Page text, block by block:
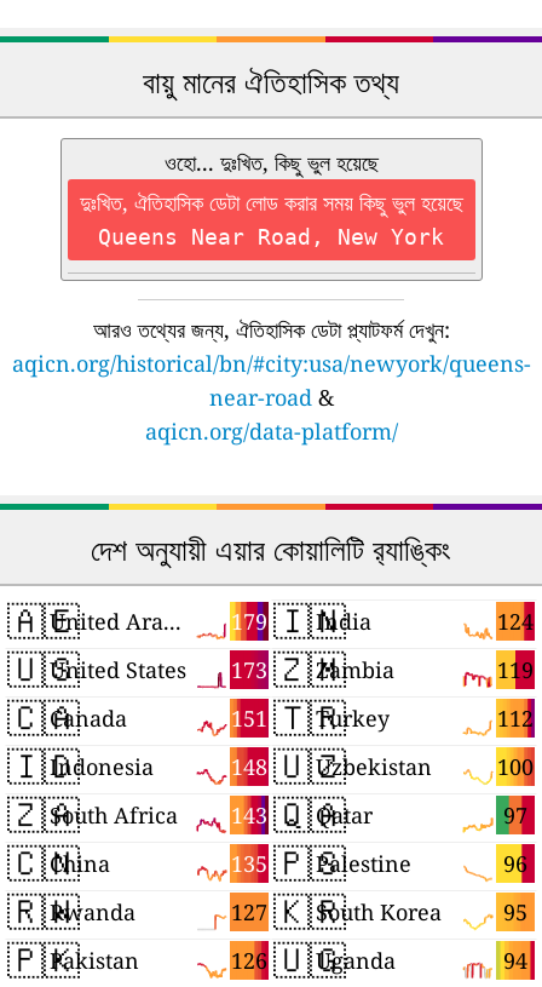
বায়ু মানের ঐতিহাসিক তথ্য
ওহো... দুঃখিত, কিছু ভুল হয়েছে
দুঃখিত, ঐতিহাসিক ডেটা লোড করার সময় কিছু ভুল হয়েছে
Queens Near Road, New York
আরও তথ্যের জন্য, ঐতিহাসিক ডেটা প্ল্যাটফর্ম দেখুন:
aqicn.org/historical/bn/#city:usa/newyork/queens-
near-road&
aqicn.org/data-platform/
দেশ অনুযায়ী এয়ার কোয়ালিটি র‍্যাঙ্কিং
🇦🇪 179
United Arab Emirates
🇺🇸 173
United States
🇨🇦 151
Canada
🇮🇩 148
Indonesia
🇿🇦 143
South Africa
🇨🇳 135
China
🇷🇼 127
Rwanda
🇵🇰 126
Pakistan
🇮🇳 124
India
🇿🇲 119
Zambia
🇹🇷 112
Turkey
🇺🇿 100
Uzbekistan
🇶🇦 97
Qatar
🇵🇸 96
Palestine
🇰🇷 95
South Korea
🇺🇬 94
Uganda